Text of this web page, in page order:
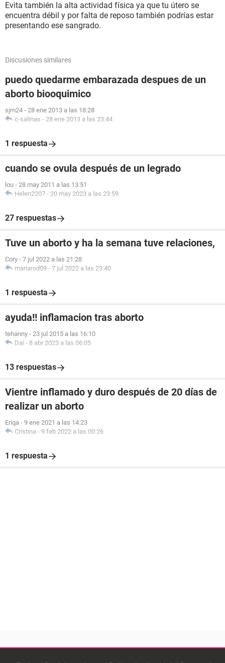
Evita también la alta actividad física ya que tu útero se
encuentra débil y por falta de reposo también podrías estar
presentando ese sangrado.
Discusiones similares
puedo quedarme embarazada despues de un
aborto biooquimico
sjm24 - 28 ene 2013 a las 18:28
c-salinas - 28 ene 2013 a las 23:44
1 respuesta
cuando se ovula después de un legrado
lou - 28 may 2011 a las 13:51
Helen2207 - 20 may 2023 a las 23:59
27 respuestas
Tuve un aborto y ha la semana tuve relaciones,
Cory - 7 jul 2022 a las 21:28
mariarod09 - 7 jul 2022 a las 23:40
1 respuesta
ayuda!! inflamacion tras aborto
tehanny - 23 jul 2015 a las 16:10
Dai - 8 abr 2023 a las 06:05
13 respuestas
Vientre inflamado y duro después de 20 días de
realizar un aborto
Eriqa - 9 ene 2021 a las 14:23
Cristina - 9 feb 2022 a las 00:26
1 respuesta